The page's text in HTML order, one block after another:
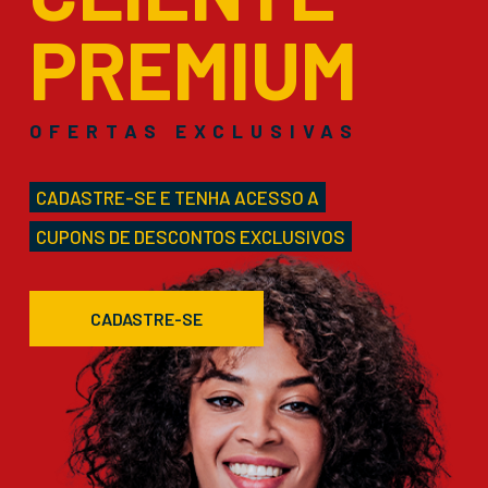
PREMIUM
OFERTAS EXCLUSIVAS
CADASTRE-SE E TENHA ACESSO A
CUPONS DE DESCONTOS EXCLUSIVOS
CADASTRE-SE